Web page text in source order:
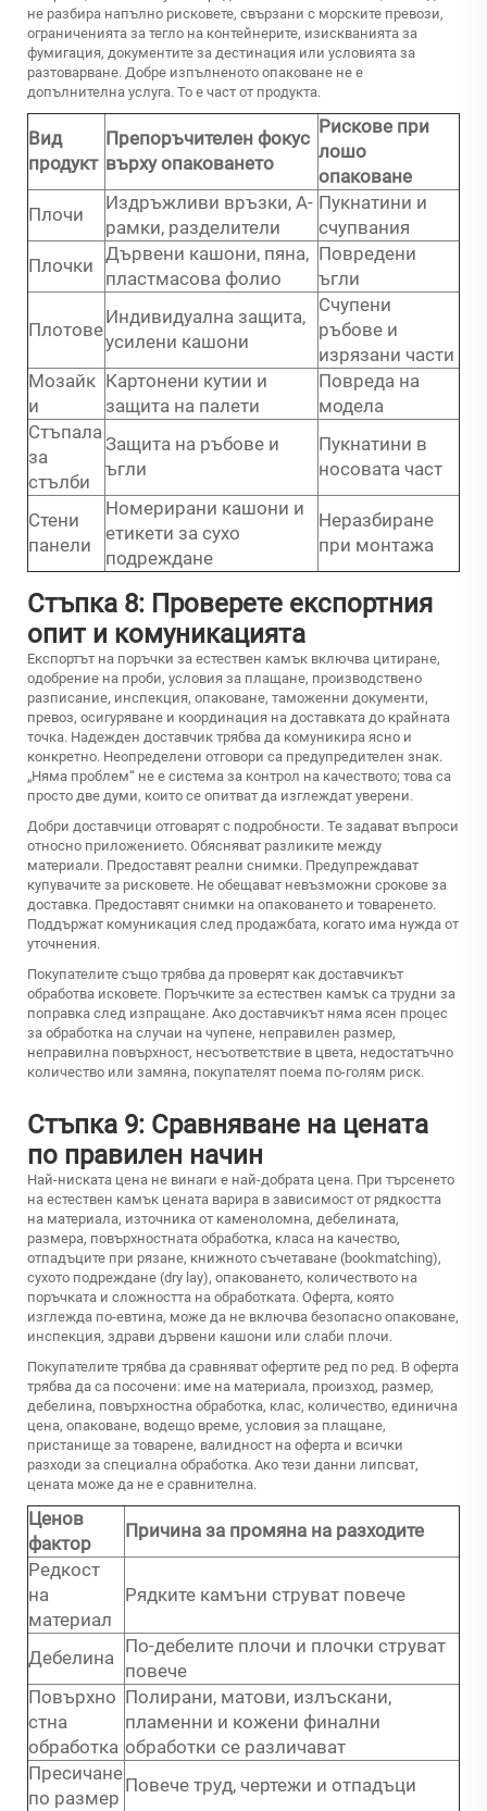
не разбира напълно рисковете, свързани с морските превози,
ограниченията за тегло на контейнерите, изискванията за
фумигация, документите за дестинация или условията за
разтоварване. Добре изпълненото опаковане не е
допълнителна услуга. То е част от продукта.
Вид
продукт
Препоръчителен фокус
върху опаковането
Рискове при
лошо
опаковане
Плочи
Издръжливи връзки, А-
рамки, разделители
Пукнатини и
счупвания
Плочки
Дървени кашони, пяна,
пластмасова фолио
Повредени
ъгли
Плотове
Индивидуална защита,
усилени кашони
Счупени
ръбове и
изрязани части
Мозайк
и
Картонени кутии и
защита на палети
Повреда на
модела
Стъпала
за
стълби
Защита на ръбове и
ъгли
Пукнатини в
носовата част
Стени
панели
Номерирани кашони и
етикети за сухо
подреждане
Неразбиране
при монтажа
Стъпка 8: Проверете експортния
опит и комуникацията
Експортът на поръчки за естествен камък включва цитиране,
одобрение на проби, условия за плащане, производствено
разписание, инспекция, опаковане, таможенни документи,
превоз, осигуряване и координация на доставката до крайната
точка. Надежден доставчик трябва да комуникира ясно и
конкретно. Неопределени отговори са предупредителен знак.
„Няма проблем“ не е система за контрол на качеството; това са
просто две думи, които се опитват да изглеждат уверени.
Добри доставчици отговарят с подробности. Те задават въпроси
относно приложението. Обясняват разликите между
материали. Предоставят реални снимки. Предупреждават
купувачите за рисковете. Не обещават невъзможни срокове за
доставка. Предоставят снимки на опаковането и товаренето.
Поддържат комуникация след продажбата, когато има нужда от
уточнения.
Покупателите също трябва да проверят как доставчикът
обработва исковете. Поръчките за естествен камък са трудни за
поправка след изпращане. Ако доставчикът няма ясен процес
за обработка на случаи на чупене, неправилен размер,
неправилна повърхност, несъответствие в цвета, недостатъчно
количество или замяна, покупателят поема по-голям риск.
Стъпка 9: Сравняване на цената
по правилен начин
Най-ниската цена не винаги е най-добрата цена. При търсенето
на естествен камък цената варира в зависимост от рядкостта
на материала, източника от каменоломна, дебелината,
размера, повърхностната обработка, класа на качество,
отпадъците при рязане, книжното съчетаване (bookmatching),
сухото подреждане (dry lay), опаковането, количеството на
поръчката и сложността на обработката. Оферта, която
изглежда по-евтина, може да не включва безопасно опаковане,
инспекция, здрави дървени кашони или слаби плочи.
Покупателите трябва да сравняват офертите ред по ред. В оферта
трябва да са посочени: име на материала, произход, размер,
дебелина, повърхностна обработка, клас, количество, единична
цена, опаковане, водещо време, условия за плащане,
пристанище за товарене, валидност на оферта и всички
разходи за специална обработка. Ако тези данни липсват,
цената може да не е сравнителна.
Ценов
фактор
Причина за промяна на разходите
Редкост
на
материал
Рядките камъни струват повече
Дебелина
По-дебелите плочи и плочки струват
повече
Повърхно
стна
обработка
Полирани, матови, излъскани,
пламенни и кожени финални
обработки се различават
Пресичане
по размер
Повече труд, чертежи и отпадъци